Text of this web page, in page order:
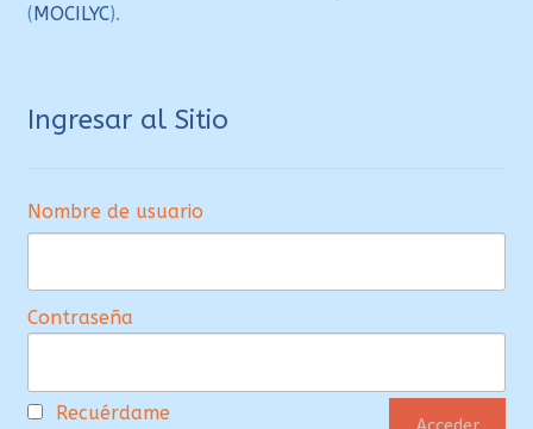
(MOCILYC).
Ingresar al Sitio
Nombre de usuario
Contraseña
Recuérdame